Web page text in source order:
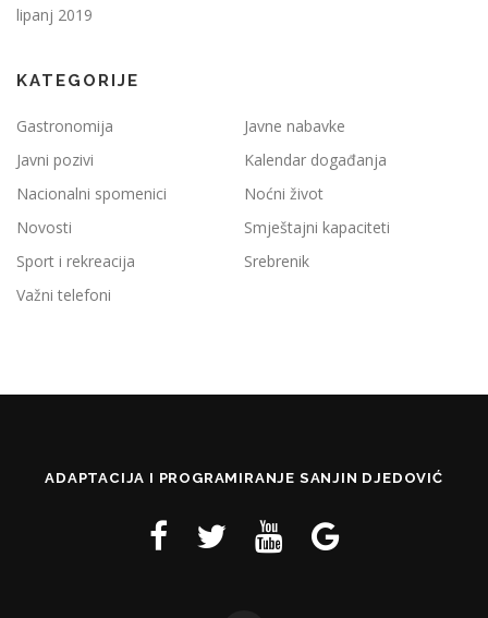
lipanj 2019
KATEGORIJE
Gastronomija
Javne nabavke
Javni pozivi
Kalendar događanja
Nacionalni spomenici
Noćni život
Novosti
Smještajni kapaciteti
Sport i rekreacija
Srebrenik
Važni telefoni
ADAPTACIJA I PROGRAMIRANJE SANJIN DJEDOVIĆ